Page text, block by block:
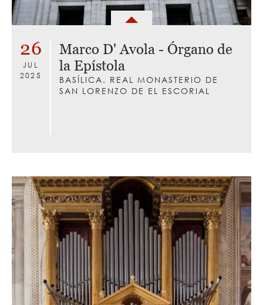
26
JUL
2025
Marco D' Avola - Órgano de
la Epístola
BASÍLICA. REAL MONASTERIO DE
SAN LORENZO DE EL ESCORIAL